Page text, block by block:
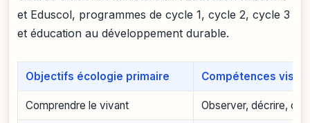
et Eduscol, programmes de cycle 1, cycle 2, cycle 3
et éducation au développement durable.
Objectifs écologie primaire Compétences
Comprendre le vivant Observer, décrire,